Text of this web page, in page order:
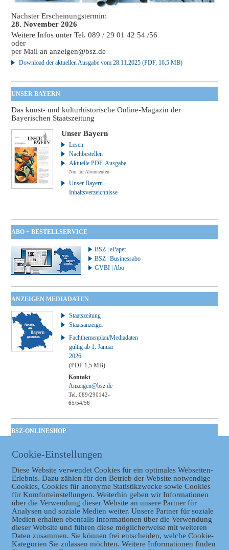
Nächster Erscheinungstermin:
28. November 2026
Weitere Infos unter Tel. 089 / 29 01 42 54 /56
oder
per Mail ananzeigen@bsz.de
Download der aktuellen Ausgabe vom 28.11.2025 (PDF, 16,5 MB)
UNSER BAYERN
Das kunst- und kulturhistorische Online-Magazin der
Bayerischen Staatszeitung
Unser Bayern
Lesen
Nachbestellen
Aktuelle PDF-Ausgabe
Nur für Abonnenten
Unser Bayern –
Inhaltsverzeichnisse
ABO + BESTELLSERVICE
BSZ | ePaper
BSZ | Businessabo
GVBI | Abo
ANZEIGEN MEDIADATEN
Staatszeitung
Staatsanzeiger
Fachthemenplan/Mediadaten
gültig ab 1. Januar
2026
(PDF 1,5 MB)
Kontakt
Anzeigen@bsz.de
Tel. 089/290142-
65/54/56
BSZ-ONLINESHOP
Taschenbuch
GVBl | Einbanddecke
Datenschutz
Cookie-Einstellungen
Diese Website verwendet Cookies für ein optimales Webseiten-
Erlebnis. Dazu zählen für den Betrieb der Website notwendige
Cookies, Cookies für anonyme Statistikzwecke sowie Cookies
für Komforteinstellungen. Weiterhin geben wir Informationen
über die Verwendung dieser Website an unsere Partner für
Analysen und soziale Medien weiter. Unsere Partner für soziale
Medien erhalten ebenfalls Informationen über die Verwendung
dieser Website und führen diese möglicherweise mit weiteren
Daten zusammen. Sie können frei entscheiden, welche Cookie-
Kategorien Sie zulassen möchten. Weitere Informationen finden